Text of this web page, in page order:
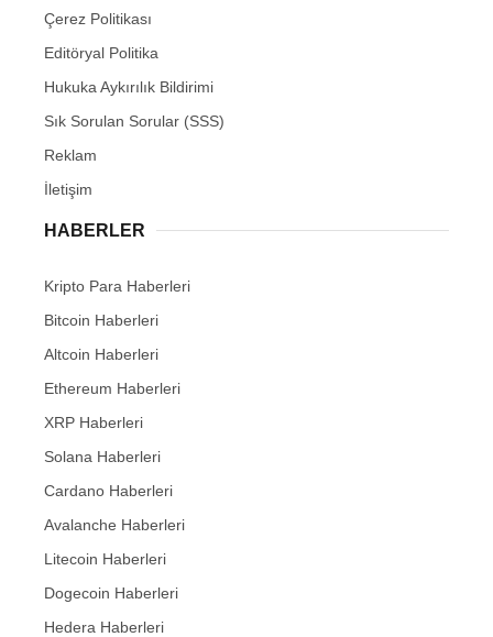
Çerez Politikası
Editöryal Politika
Hukuka Aykırılık Bildirimi
Sık Sorulan Sorular (SSS)
Reklam
İletişim
HABERLER
Kripto Para Haberleri
Bitcoin Haberleri
Altcoin Haberleri
Ethereum Haberleri
XRP Haberleri
Solana Haberleri
Cardano Haberleri
Avalanche Haberleri
Litecoin Haberleri
Dogecoin Haberleri
Hedera Haberleri